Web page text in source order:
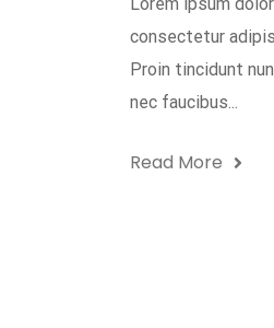
consectetur
Proin tincidunt
nec faucibus...
Read More